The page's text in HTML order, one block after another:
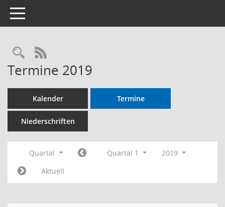
Toggle navigation
RSS-Feed
Termine 2019
Kalender Termine
Niederschriften
Quartal Quartal 1
2019
Aktuell